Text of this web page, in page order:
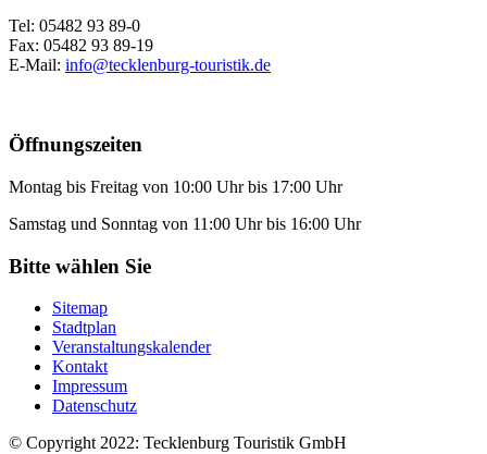
Tel: 05482 93 89-0
Fax: 05482 93 89-19
E-Mail: info@tecklenburg-touristik.de
Öffnungszeiten
Montag bis Freitag von 10:00 Uhr bis 17:00 Uhr
Samstag und Sonntag von 11:00 Uhr bis 16:00 Uhr
Bitte wählen Sie
Sitemap
Stadtplan
Veranstaltungskalender
Kontakt
Impressum
Datenschutz
© Copyright 2022: Tecklenburg Touristik GmbH